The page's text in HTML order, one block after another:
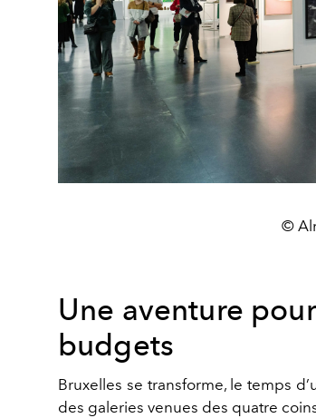
©
Une aventure
budgets
Bruxelles se transforme, le temps
des galeries venues des quatre